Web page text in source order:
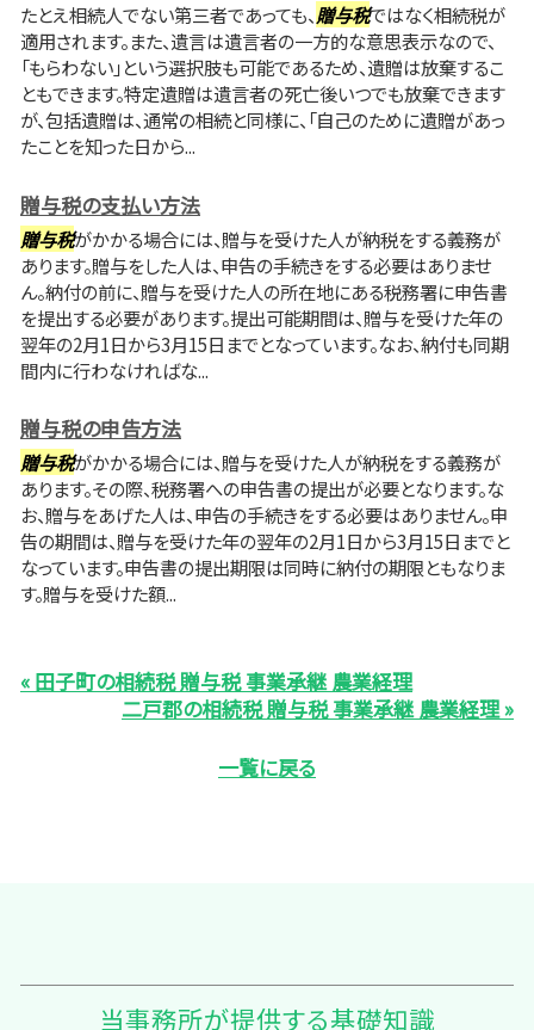
たとえ相続人でない第三者であっても、贈与税ではなく相続税が
適用されます。また、遺言は遺言者の一方的な意思表示なので、
「もらわない」という選択肢も可能であるため、遺贈は放棄するこ
ともできます。特定遺贈は遺言者の死亡後いつでも放棄できます
が、包括遺贈は、通常の相続と同様に、「自己のために遺贈があっ
たことを知った日から...
贈与税の支払い方法
贈与税がかかる場合には、贈与を受けた人が納税をする義務が
あります。贈与をした人は、申告の手続きをする必要はありませ
ん。納付の前に、贈与を受けた人の所在地にある税務署に申告書
を提出する必要があります。提出可能期間は、贈与を受けた年の
翌年の2月1日から3月15日までとなっています。なお、納付も同期
間内に行わなければな...
贈与税の申告方法
贈与税がかかる場合には、贈与を受けた人が納税をする義務が
あります。その際、税務署への申告書の提出が必要となります。な
お、贈与をあげた人は、申告の手続きをする必要はありません。申
告の期間は、贈与を受けた年の翌年の2月1日から3月15日までと
なっています。申告書の提出期限は同時に納付の期限ともなりま
す。贈与を受けた額...
« 田子町の相続税 贈与税 事業承継 農業経理
二戸郡の相続税 贈与税 事業承継 農業経理 »
一覧に戻る
当事務所が提供する基礎知識